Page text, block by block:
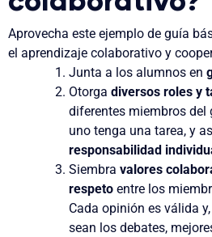
Aprovecha este ejemplo de guía
el aprendizaje colaborativo y
Junta a los alumnos en
Otorgadiversos roles y
diferentes miembros del
uno tenga una tarea, y
responsabilidad
Siembravalores
respetoentre los
Cada opinión es válida
sean los debates,